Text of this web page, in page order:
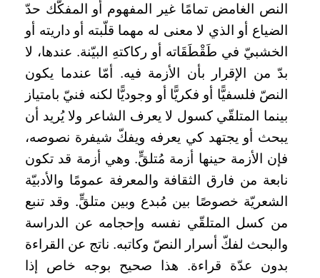
النص الغامض تمامًا غير المفهوم أو المفكّك حدّ
الضياع أو الذي لا معنى له مهما قلّبته أو داريته أو
الخشبيّ في طَقْطَقَاته أو ركاكتهِ البيّنة. عندها، لا
بدّ من الإقرار بأن الأزمة فيه. أمّا عندما يكون
النصّ فلسفيًّا أو فكريًّا أو وجوديًّا لكنه فنيّ بامتياز
بينما المتلقّي كسول لا يعرف الشاعر ولا يُريد أن
يبحث أو يجتهد كي يعرفه ويفكّ شيفرة نصوصه،
فإن الأزمة حينها أزمة مُتلقٍّ. وهي أزمة قد تكون
نابعة من فارق الثقافة والمعرفة عمومًا والأدبيّة
الشعريّة خصوصًا بين مُبدع وبين متلقٍّ. وقد تنبع
من كسل المتلقّي نفسه وإحجامه عن الدراسة
والبحث لفكّ أسرار النصّ وكاتبه. ناتج عن القراءة
بدون عدّة قراءة. هذا صحيح بوجه خاص إذا